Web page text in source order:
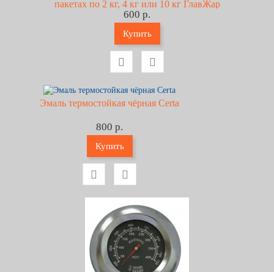
пакетах по 2 кг, 4 кг или 10 кг ГлавЖар
600 р.
Купить
Эмаль термостойкая чёрная Certa
800 р.
Купить